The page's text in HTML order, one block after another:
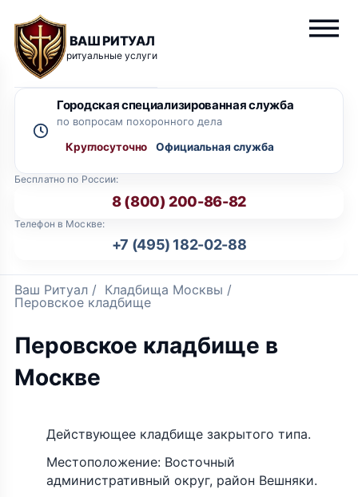
ВАШ РИТУАЛ
ритуальные услуги
Бесплатно по России:
8 (800) 200-86-82
Телефон в Москве:
+7 (495) 182-02-88
Городская специализированная служба
по вопросам похоронного дела
Круглосуточно
Ваш Ритуал / Кладбища Москвы /
Перовское кладбище
Перовское кладбище в
Москве
Действующее кладбище закрытого типа.
Местоположение: Восточный
административный округ, район Вешняки.